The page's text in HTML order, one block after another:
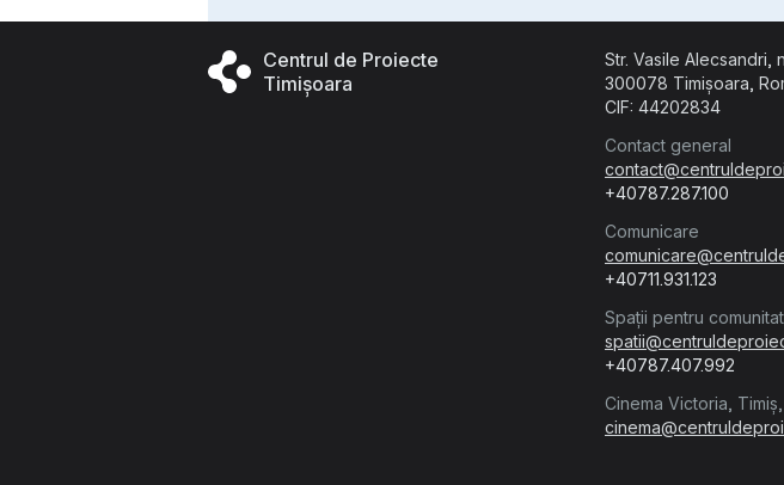
Centrul de Proiecte
Timișoara
Str. Vasile Alecsandri,
300078 Timișoara,
CIF: 44202834
Contact general
+40787.287.100
Comunicare
+40711.931.123
Spații pentru
+40787.407.992
Cinema Victoria,